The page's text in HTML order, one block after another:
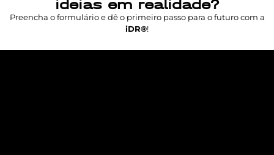
ideias em realidade?
Preencha o formulário e dê o primeiro passo para o futuro com a
iDR®!